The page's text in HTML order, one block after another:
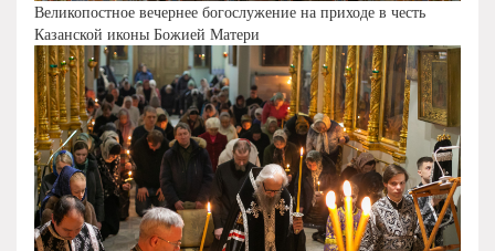
Великопостное вечернее богослужение на приходе в честь
Казанской иконы Божией Матери